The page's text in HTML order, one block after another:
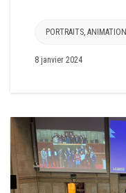
PORTRAITS, ANIMATION
8 janvier 2024